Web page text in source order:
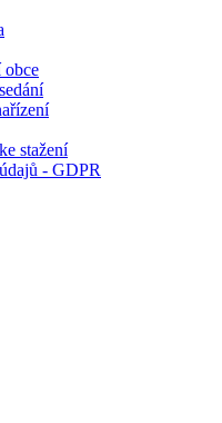
obce
stažení
- GDPR